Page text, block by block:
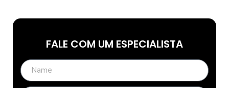
FALE COM UM ESPECIALISTA